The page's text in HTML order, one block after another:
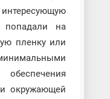
попадали на
пленку или
и окружающей